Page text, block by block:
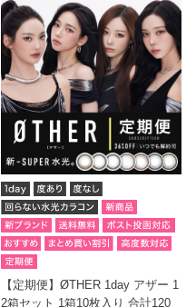
【定期便】ØTHER 1day アザー 1
2箱セット 1箱10枚入り 合計120